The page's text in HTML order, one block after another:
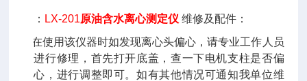
： LX-201原油含水离心测定仪 维修及配件：
在使用该仪器时如发现离心头偏心，请专业工作人员
进行修理，首先打开底盖，查一下电机支柱是否偏
心，进行调整即可。如有其他情况可通知我单位维